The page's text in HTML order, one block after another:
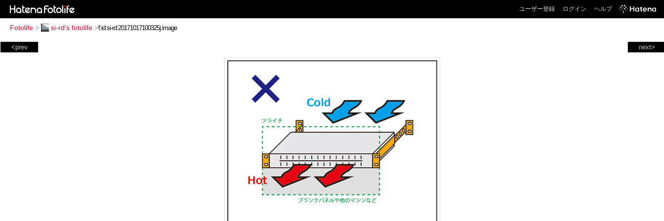
ユーザー登録 ログイン ヘルプ
Fotolife > si-rd's fotolife >
next>
<prev